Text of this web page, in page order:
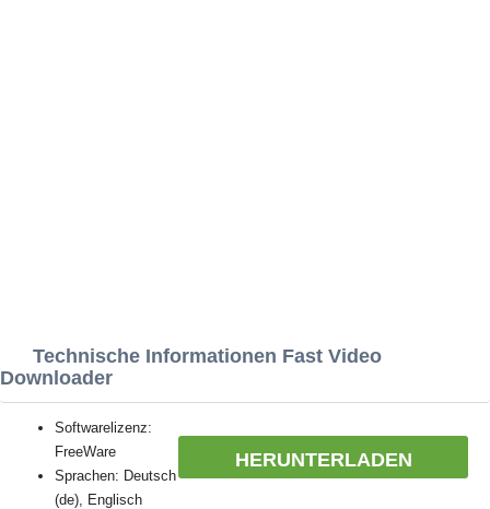
Technische Informationen Fast Video
Downloader
HERUNTERLADEN
Softwarelizenz:
FreeWare
Sprachen: Deutsch
(de), Englisch